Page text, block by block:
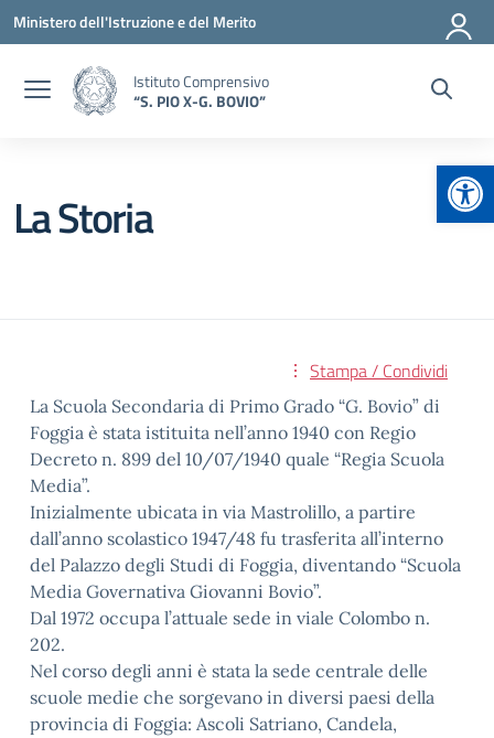
Vai ai contenuti
Vai al menu di navigazione
Vai al footer
Ministero dell'Istruzione e del Merito
Istituto Comprensivo
“S. PIO X-G. BOVIO”
La Storia
Stampa / Condividi
La Scuola Secondaria di Primo Grado “G. Bovio” di
Foggia è stata istituita nell’anno 1940 con Regio
Decreto n. 899 del 10/07/1940 quale “Regia Scuola
Media”.
Inizialmente ubicata in via Mastrolillo, a partire
dall’anno scolastico 1947/48 fu trasferita all’interno
del Palazzo degli Studi di Foggia, diventando “Scuola
Media Governativa Giovanni Bovio”.
Dal 1972 occupa l’attuale sede in viale Colombo n.
202.
Nel corso degli anni è stata la sede centrale delle
scuole medie che sorgevano in diversi paesi della
provincia di Foggia: Ascoli Satriano, Candela,